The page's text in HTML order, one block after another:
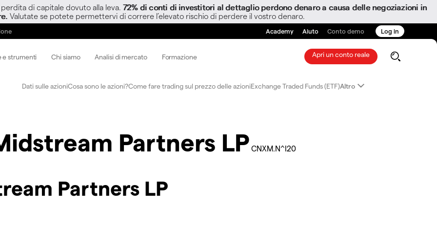
di capitale dovuto alla leva. 72% di conti di investitori al dettaglio perdono denaro a causa delle negoziazioni in
Valutate se potete permettervi di correre l’elevato rischio di perdere il vostro denaro.
Academy Aiuto Conto demo Log in
e strumenti Chi siamo Analisi di mercato Formazione Apri un conto reale
Dati sulle azioniCosa sono le azioni?Come fare trading sul prezzo delle azioniExchange Traded Funds (ETF)Altro
Partners LP CNXM.N^I20
Partners LP